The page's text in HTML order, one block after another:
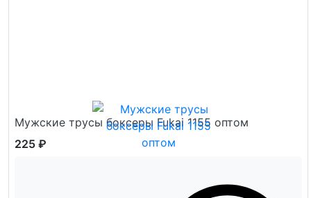
Мужские трусы боксеры Fukai 1155 оптом
225 ₽